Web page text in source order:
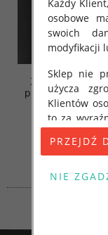
Żakiety damskie
produkt ) Roz S-
Paczka 5
45.00
szczegóły
Każdy
osobowe
swoich
modyfikacji
Sklep nie
użycza
Klientów
to za
albo na
prawa